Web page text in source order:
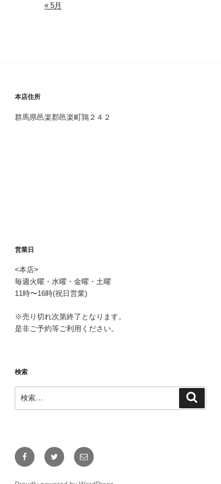
« 5月
本店住所
群馬県邑楽郡邑楽町鶉２４２
営業日
<本店>
毎週火曜・水曜・金曜・土曜
11時〜16時(祝日営業)
※売り切れ次第終了となります。
是非ご予約等ご利用ください。
検索
索:
FacebookTwitter
メ
ー